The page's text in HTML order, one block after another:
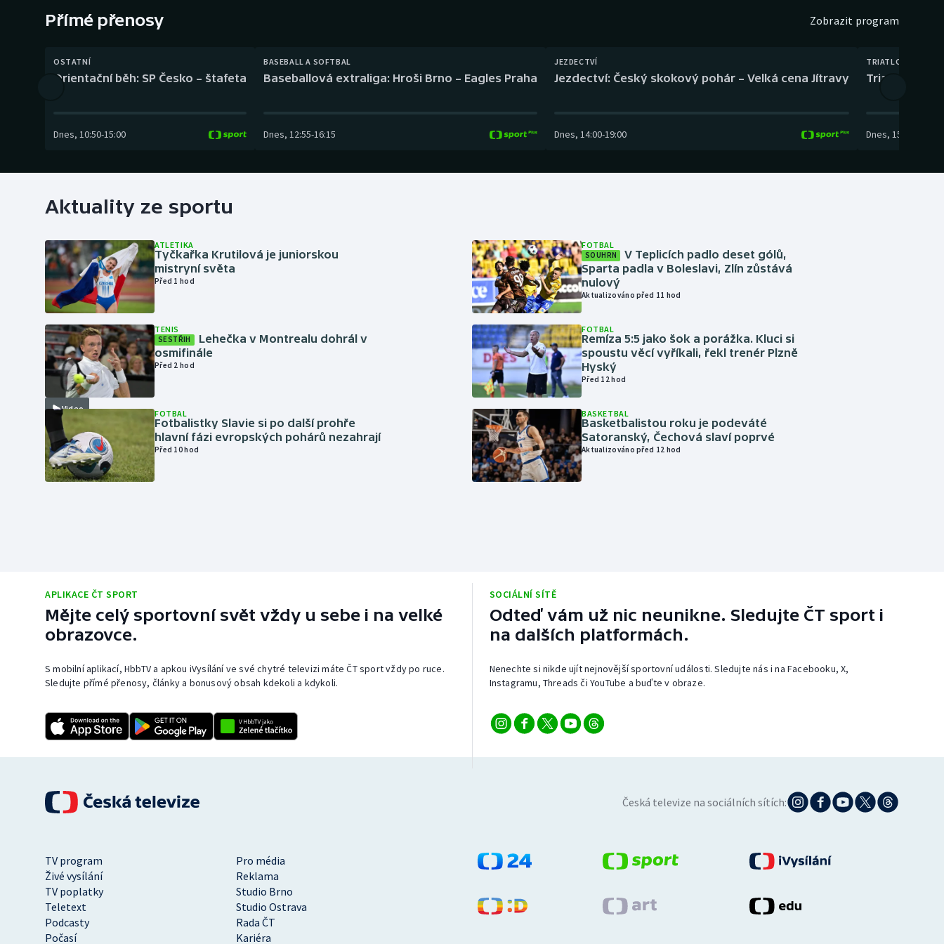
Florbal
Golf
Gymnastika
Olympijské hry
Plážový volejbal
Vodní slalom
Ostatní
Přímé přenosy Zobrazit program
OSTATNÍ
Orientační běh: SP Česko – štafeta
Dnes, 10:50-15:00
BASEBALL A SOFTBAL
Baseballová extraliga: Hroši Brno – Eagles Praha
Dnes, 12:55-16:15
JEZDECTVÍ
Jezdectví: Český skokový pohár – Velká cena Jítravy
Dnes, 14:00-19:00
TRIATLON
Triatlon:
Dnes, 15:00
Aktuality ze sportu
ATLETIKA
Tyčkařka Krutilová je juniorskou
mistryní světa
Před 1 hod
Video
TENIS
SESTŘIH
Lehečka v Montrealu dohrál v
osmifinále
Před 2 hod
FOTBAL
Fotbalistky Slavie si po další prohře
hlavní fázi evropských pohárů nezahrají
Před 10 hod
FOTBAL
SOUHRN
V Teplicích padlo deset gólů,
Sparta padla v Boleslavi, Zlín zůstává
nulový
Aktualizováno před 11 hod
FOTBAL
Remíza 5:5 jako šok a porážka. Kluci si
spoustu věcí vyříkali, řekl trenér Plzně
Hyský
Před 12 hod
BASKETBAL
Basketbalistou roku je podeváté
Satoranský, Čechová slaví poprvé
Aktualizováno před 12 hod
APLIKACE ČT SPORT
Mějte celý sportovní svět vždy u sebe i na velké
obrazovce.
S mobilní aplikací, HbbTV a apkou iVysílání ve své chytré televizi máte ČT sport vždy po ruce.
Sledujte přímé přenosy, články a bonusový obsah kdekoli a kdykoli.
SOCIÁLNÍ SÍTĚ
Odteď vám už nic neunikne. Sledujte ČT sport i
na dalších platformách.
Nenechte si nikde ujít nejnovější sportovní události. Sledujte nás i na Facebooku, X,
Instagramu, Threads či YouTube a buďte v obraze.
Česká televize na sociálních sítích:
TV program
Pro média
Živé vysílání
Reklama
TV poplatky
Studio Brno
Teletext
Studio Ostrava
Podcasty
Rada ČT
Počasí
Kariéra